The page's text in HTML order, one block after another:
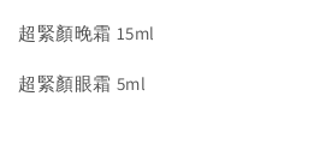
超緊顏晚霜 15ml
超緊顏眼霜 5ml